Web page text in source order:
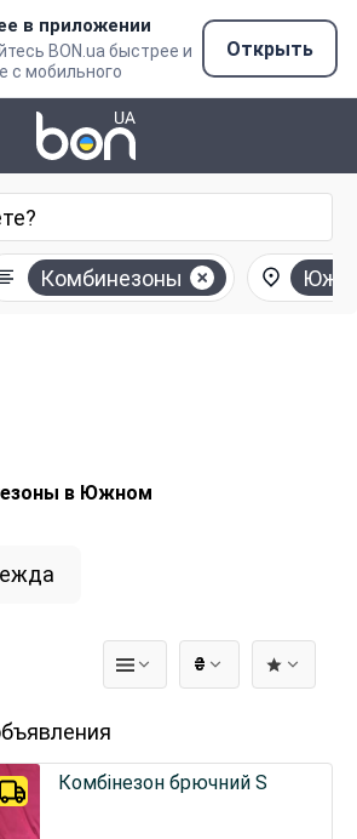
в приложении
BON.ua быстрее и
с мобильного
Открыть
Комбинезоны
в Южном
₴
Комбінезон брючний S